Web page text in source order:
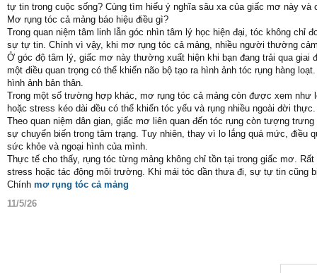
tự tin trong cuộc sống? Cùng tìm hiểu ý nghĩa sâu xa của giấc mơ này
Mơ rụng tóc cả mảng báo hiệu điều gì?
Trong quan niệm tâm linh lẫn góc nhìn tâm lý học hiện đại, tóc không
sự tự tin. Chính vì vậy, khi mơ rụng tóc cả mảng, nhiều người thường
Ở góc độ tâm lý, giấc mơ này thường xuất hiện khi bạn đang trải qua
một điều quan trọng có thể khiến não bộ tạo ra hình ảnh tóc rụng hàng
hình ảnh bản thân.
Trong một số trường hợp khác, mơ rụng tóc cả mảng còn được xem
hoặc stress kéo dài đều có thể khiến tóc yếu và rụng nhiều ngoài đời
Theo quan niệm dân gian, giấc mơ liên quan đến tóc rụng còn tượng
sự chuyển biến trong tâm trạng. Tuy nhiên, thay vì lo lắng quá mức, điều
sức khỏe và ngoại hình của mình.
Thực tế cho thấy, rụng tóc từng mảng không chỉ tồn tại trong giấc mơ.
stress hoặc tác động môi trường. Khi mái tóc dần thưa đi, sự tự tin cũng
Chính mơ rụng tóc cả mảng
11/5/26